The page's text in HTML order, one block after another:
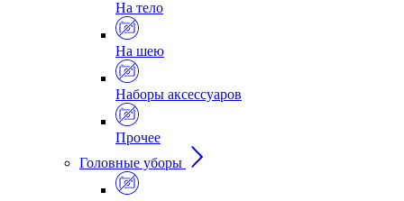
На тело
На шею
Наборы аксессуаров
Прочее
Головные уборы